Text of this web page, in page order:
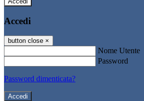
Accedi
button close ×
Nome Utente
Password
Password dimenticata?